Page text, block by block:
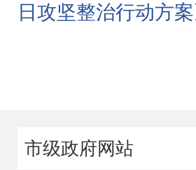
日攻坚整治行动方
市级政府网站